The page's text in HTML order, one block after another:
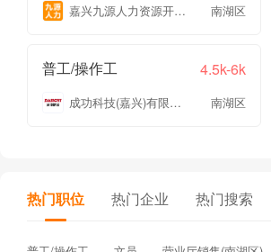
嘉兴九源人力资源开发有限公司 南湖区
普工/操作工 4.5k-6k
成功科技(嘉兴)有限公司 南湖区
热门职位 热门企业 热门搜索